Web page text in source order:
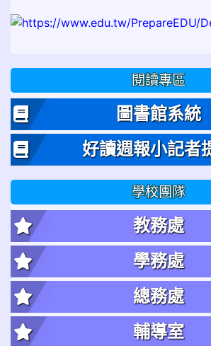
閱讀專區
圖書館系統
好讀週報小記者
學校團隊
教務處
學務處
總務處
輔導室